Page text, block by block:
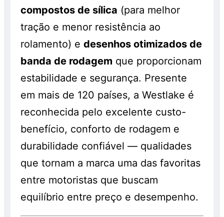
compostos de sílica (para melhor
tração e menor resistência ao
rolamento) edesenhos otimizados de
banda de rodagem que proporcionam
estabilidade e segurança. Presente
em mais de 120 países, a Westlake é
reconhecida pelo excelente custo-
benefício, conforto de rodagem e
durabilidade confiável — qualidades
que tornam a marca uma das favoritas
entre motoristas que buscam
equilíbrio entre preço e desempenho.